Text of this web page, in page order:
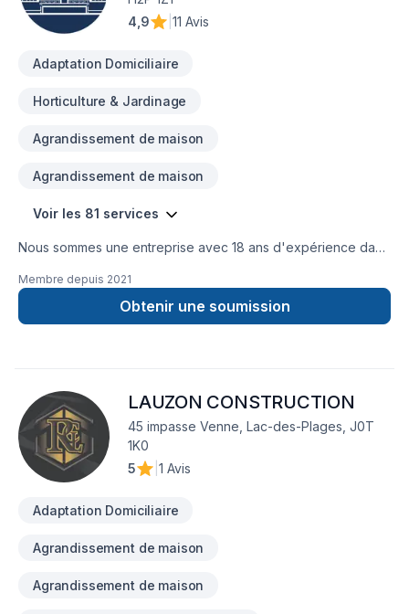
4,9
11 Avis
Adaptation Domiciliaire
Horticulture & Jardinage
Agrandissement de maison
Agrandissement de maison
Voir les 81 services
Nous sommes une entreprise avec 18 ans d'expérience dans
spécialisés dans le domaine de la rénovation et de la
construction, ainsi que dans divers types de travaux de
réparation et de modification dans les secteurs résidentiel,
Membre depuis 2021
Obtenir une soumission
LAUZON CONSTRUCTION
45 impasse Venne, Lac-des-Plages, J0T
1K0
5
1 Avis
Adaptation Domiciliaire
Agrandissement de maison
Agrandissement de maison